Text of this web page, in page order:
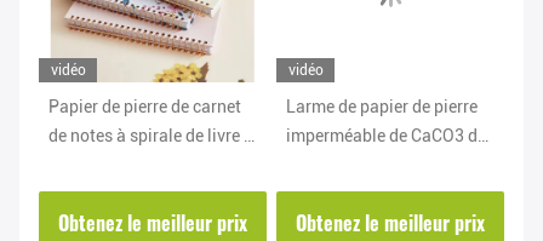
vidéo
Papier de pierre de carnet
de notes à spirale de livre à
la preuve d'huile de
inscription douce
Obtenez le meilleur prix
vidéo
Larme de papier de pierre
imperméable de CaCO3 de
résistante
Obtenez le meilleur prix